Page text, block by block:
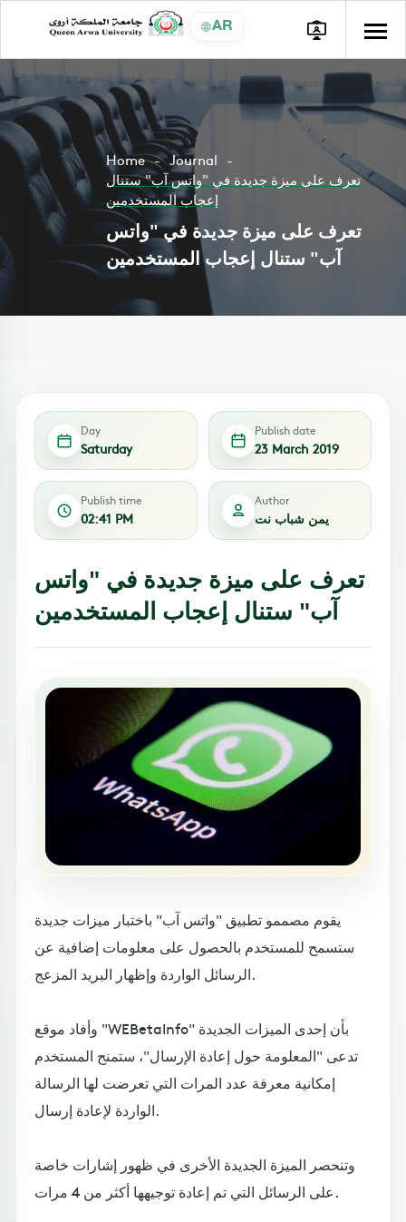
AR
Home
Journal
تعرف على ميزة جديدة في "واتس آب" ستنال
إعجاب المستخدمين
تعرف على ميزة جديدة في "واتس
آب" ستنال إعجاب المستخدمين
Day
Saturday
Publish date
23 March 2019
Publish time
02:41 PM
Author
يمن شباب نت
تعرف على ميزة جديدة في "واتس
آب" ستنال إعجاب المستخدمين
يقوم مصممو تطبيق "واتس آب" باختبار ميزات جديدة
ستسمح للمستخدم بالحصول على معلومات إضافية عن
الرسائل الواردة وإظهار البريد المزعج.
وأفاد موقع "WEBetaInfo" بأن إحدى الميزات الجديدة
تدعى "المعلومة حول إعادة الإرسال"، ستمنح المستخدم
إمكانية معرفة عدد المرات التي تعرضت لها الرسالة
الواردة لإعادة إرسال.
وتنحصر الميزة الجديدة الأخرى في ظهور إشارات خاصة
على الرسائل التي تم إعادة توجيهها أكثر من 4 مرات.